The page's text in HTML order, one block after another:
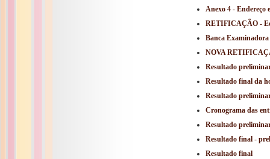
Anexo 4 - Endereço
RETIFICAÇÃO -
Banca Examinadora
NOVA
Resultado
Resultado final da
Resultado
Cronograma das
Resultado
Resultado final -
Resultado final